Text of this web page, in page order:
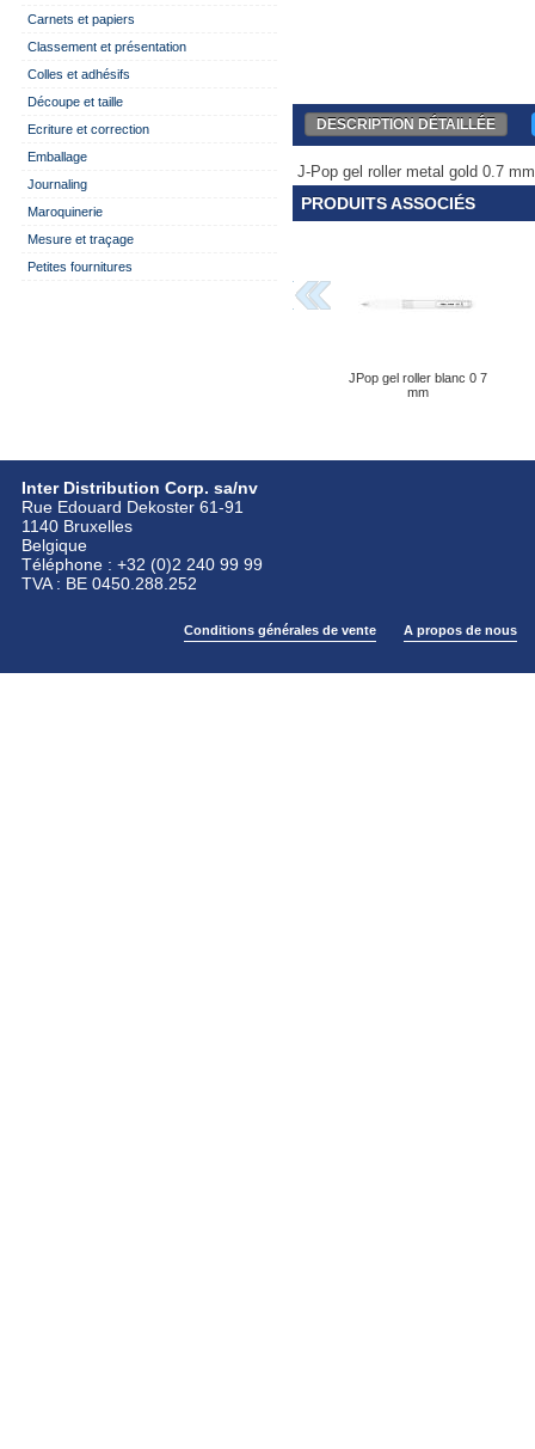
Carnets et papiers
Classement et présentation
Colles et adhésifs
Découpe et taille
Ecriture et correction
Emballage
Journaling
Maroquinerie
Mesure et traçage
Petites fournitures
DESCRIPTION DÉTAILLÉE
J-Pop gel roller metal gold 0.7
PRODUITS ASSOCIÉS
JPop gel roller blanc 0 7
mm
Inter Distribution Corp. sa/nv
Rue Edouard Dekoster 61-91
1140 Bruxelles
Belgique
Téléphone : +32 (0)2 240 99 99
TVA : BE 0450.288.252
Conditions générales de vente A propos de nous